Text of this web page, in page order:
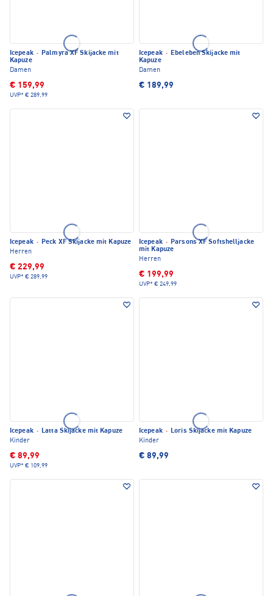
Icepeak · Palmyra XF Skijacke mit
Kapuze
Damen
€ 159,99
UVP* € 289,99
Icepeak · Ebeleben Skijacke mit
Kapuze
Damen
€ 189,99
Icepeak · Peck XF Skijacke mit Kapuze
Herren
€ 229,99
UVP* € 289,99
Icepeak · Parsons XF Softshelljacke
mit Kapuze
Herren
€ 199,99
UVP* € 249,99
Icepeak · Latta Skijacke mit Kapuze
Kinder
€ 89,99
UVP* € 109,99
Icepeak · Loris Skijacke mit Kapuze
Kinder
€ 89,99